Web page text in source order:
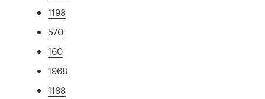
1198
570
160
1968
1188